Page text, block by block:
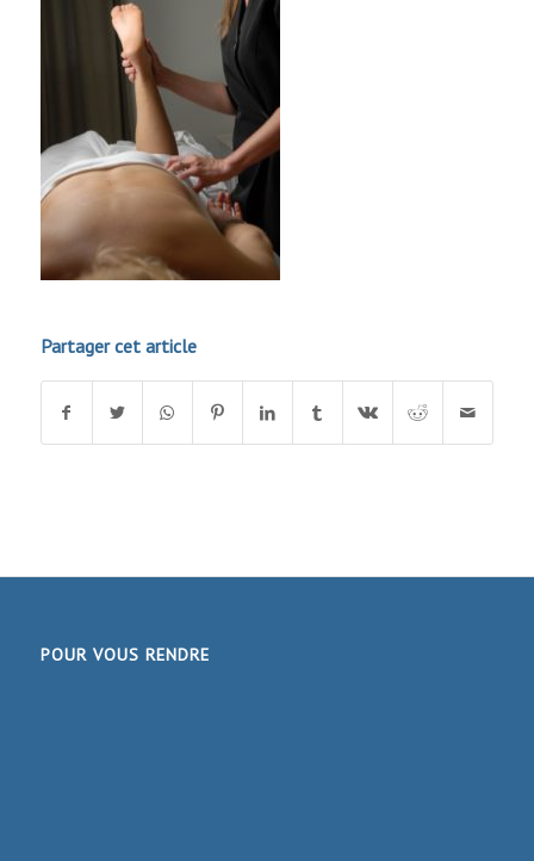
Partager cet article
POUR VOUS RENDRE